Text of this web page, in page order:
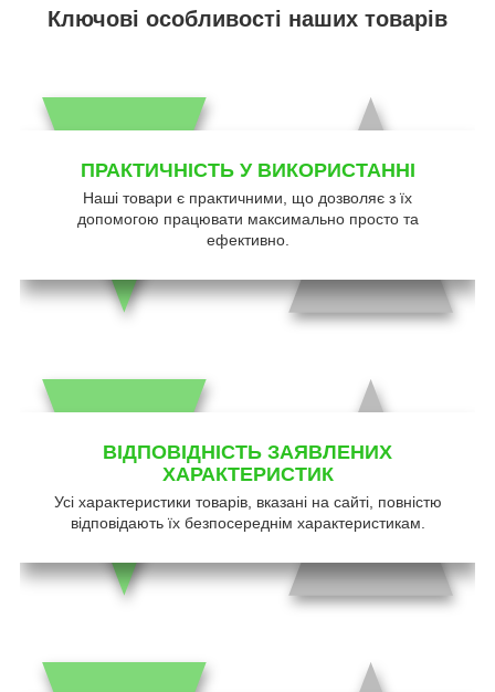
Ключові особливості наших товарів
ПРАКТИЧНІСТЬ У ВИКОРИСТАННІ
Наші товари є практичними, що дозволяє з їх
допомогою працювати максимально просто та
ефективно.
ВІДПОВІДНІСТЬ ЗАЯВЛЕНИХ
ХАРАКТЕРИСТИК
Усі характеристики товарів, вказані на сайті, повністю
відповідають їх безпосереднім характеристикам.